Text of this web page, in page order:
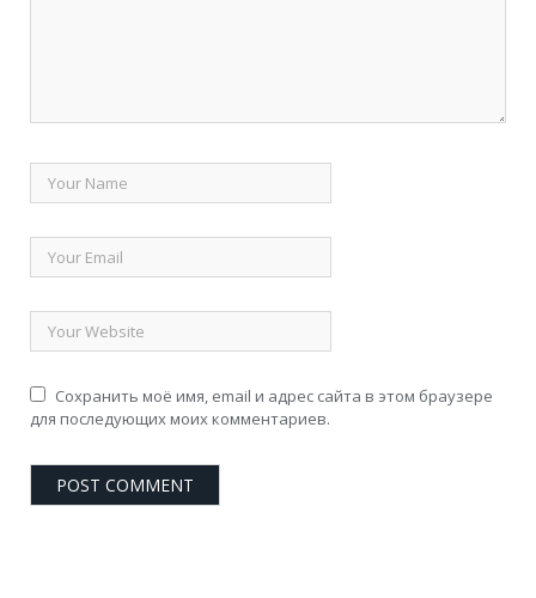
Сохранить моё имя, email и адрес сайта в этом браузере
для последующих моих комментариев.